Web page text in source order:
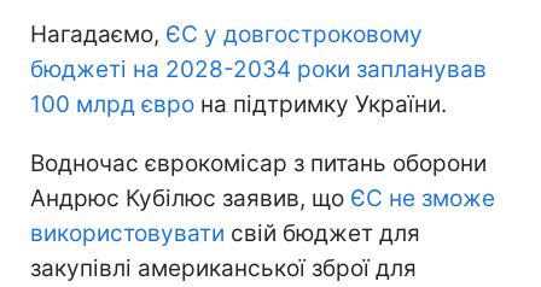
Нагадаємо, ЄС у довгостроковому
бюджеті на 2028-2034 роки запланував
100 млрд євро на підтримку України.
Водночас єврокомісар з питань оборони
Андрюс Кубілюс заявив, що ЄС не зможе
використовувати свій бюджет для
закупівлі американської зброї для